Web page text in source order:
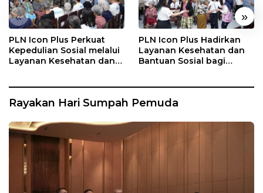
« »
PLN Icon Plus Perkuat
Kepedulian Sosial melalui
Layanan Kesehatan dan
PLN Icon Plus Hadirkan
Layanan Kesehatan dan
Bantuan Sosial bagi
Rayakan Hari Sumpah Pemuda